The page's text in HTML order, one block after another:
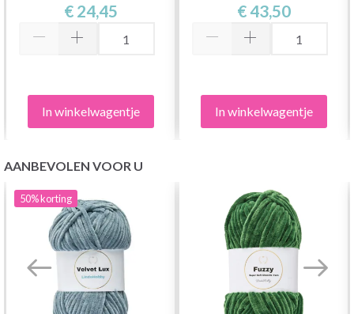
€ 24,45
In winkelwagentje
€ 43,50
In winkelwagentje
AANBEVOLEN VOOR U
50%korting